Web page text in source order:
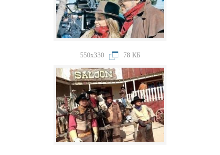
550x330 78 КБ